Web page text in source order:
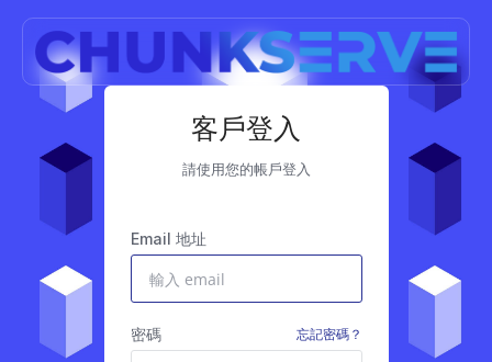
客戶登入
請使用您的帳戶登入
Email 地址
密碼 忘記密碼？